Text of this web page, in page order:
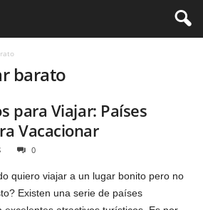
barato
para Viajar: Países
Vacacionar
0
quiero viajar a un lugar bonito pero no
Existen una serie de países